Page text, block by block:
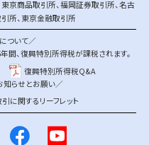
東京商品取引所、福岡証券取引所、名古
所、 東京金融取引所
ついて／
、復興特別所得税が課税されます。
復興特別所得税Q&A
らせとお願い／
に関するリーフレット